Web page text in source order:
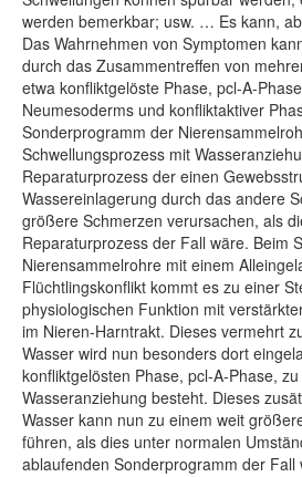
werden bemerkbar; usw. … Es kann,
Das Wahrnehmen von Symptomen
durch das Zusammentreffen von
etwa konfliktgelöste Phase, pcl-A-
Neumesoderms und konfliktaktiver
Sonderprogramm der
Schwellungsprozess mit
Reparaturprozess der einen
Wassereinlagerung durch das andere
größere Schmerzen verursachen, als
Reparaturprozess der Fall wäre. Beim
Nierensammelrohre mit einem
Flüchtlingskonflikt kommt es zu einer
physiologischen Funktion mit
im Nieren-Harntrakt. Dieses vermehrt
Wasser wird nun besonders dort
konfliktgelösten Phase, pcl-A-Phase,
Wasseranziehung besteht. Dieses
Wasser kann nun zu einem weit
führen, als dies unter normalen
ablaufenden Sonderprogramm der Fall